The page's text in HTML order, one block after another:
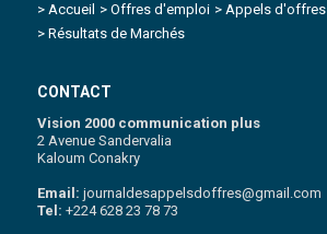
> Accueil > Offres d'emploi > Appels d'offres
> Résultats de Marchés
CONTACT
Vision 2000 communication plus
2 Avenue Sandervalia
Kaloum Conakry
Email:journaldesappelsdoffres@gmail.com
Tel:+224 628 23 78 73